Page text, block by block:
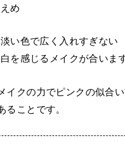
め
い色で広く入れすぎない
を感じるメイクが合います
イクの力でピンクの似合
ることです。